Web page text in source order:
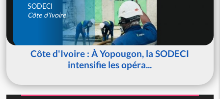
SODECI
Côte d'Ivoire
Côte d'Ivoire : À Yopougon, la SODECI
intensifie les opéra...